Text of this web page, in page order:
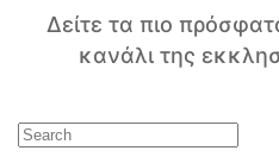
Δείτε τα πιο
κανάλι της